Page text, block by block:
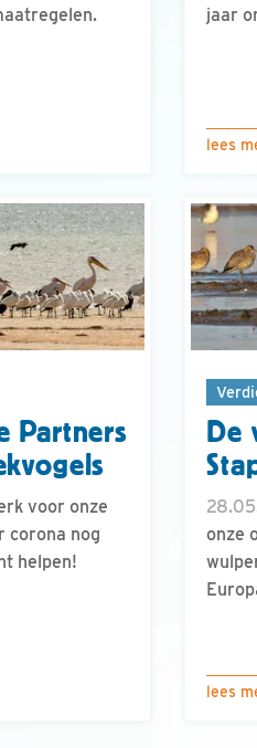
jaar
lees
Partners
voor onze
corona nog
helpen!
De
onze
lees